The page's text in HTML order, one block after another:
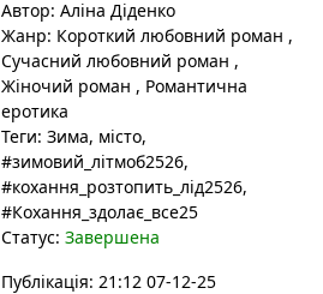
Автор: Аліна Діденко
Жанр: Короткий любовний роман ,
Сучасний любовний роман ,
Жіночий роман , Романтична
еротика
Теги: Зима, місто,
#зимовий_літмоб2526,
#кохання_розтопить_лід2526,
#Кохання_здолає_все25
Статус: Завершена
Публікація: 21:12 07-12-25